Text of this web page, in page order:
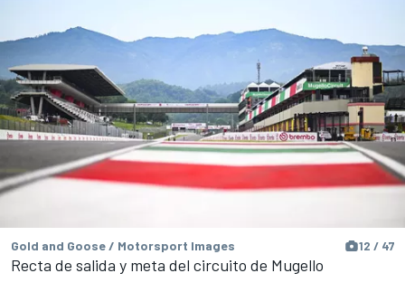
Gold and Goose / Motorsport Images 12 / 47
Recta de salida y meta del circuito de Mugello